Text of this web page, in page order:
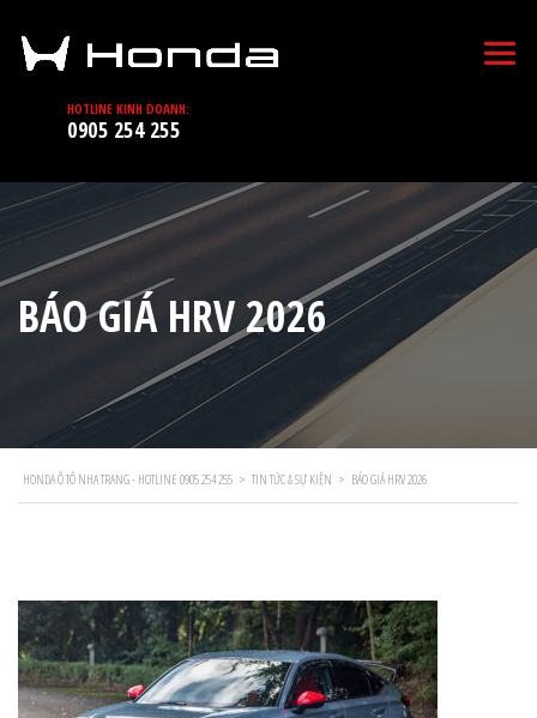
HOTLINE KINH DOANH:
0905 254 255
BÁO GIÁ HRV 2026
HONDA Ô TÔ NHA TRANG - HOTLINE 0905 254 255 > TIN TỨC & SỰ KIỆN > BÁO GIÁ HRV 2026